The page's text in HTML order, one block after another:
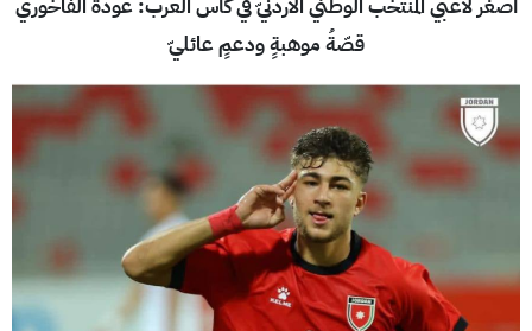
أصغر لاعبي المنتخب الوطني الأردنيّ في كأس العرب: عودة الفاخوري
قصّةُ موهبةٍ ودعمٍ عائليّ